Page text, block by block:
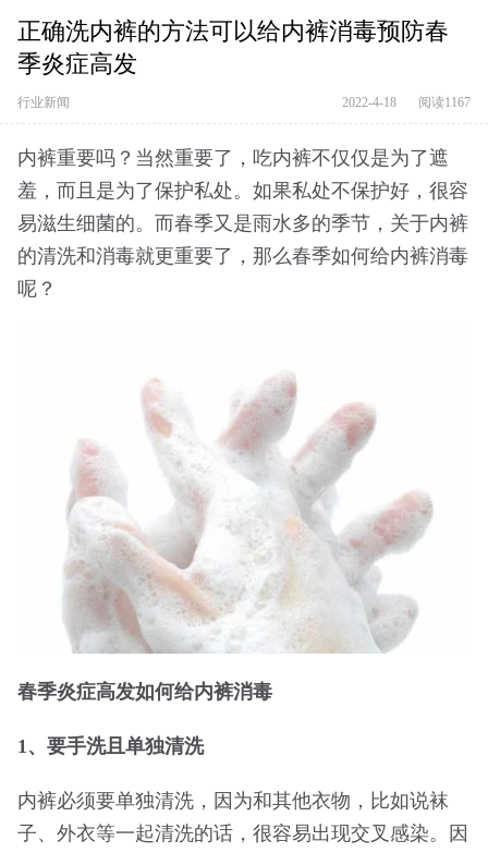
正确洗内裤的方法可以给内裤消毒预防春
季炎症高发
行业新闻 2022-4-18 阅读1167
内裤重要吗？当然重要了，吃内裤不仅仅是为了遮
羞，而且是为了保护私处。如果私处不保护好，很容
易滋生细菌的。而春季又是雨水多的季节，关于内裤
的清洗和消毒就更重要了，那么春季如何给内裤消毒
呢？
春季炎症高发如何给内裤消毒
1、要手洗且单独清洗
内裤必须要单独清洗，因为和其他衣物，比如说袜
子、外衣等一起清洗的话，很容易出现交叉感染。因